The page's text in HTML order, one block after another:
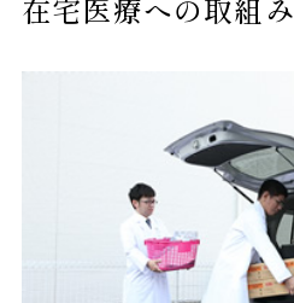
在宅医療への取組み